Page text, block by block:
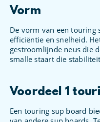
Vorm
De vorm van een
efficiëntie en snelheid.
gestroomlijnde neus die
smalle staart die
Voordeel 1
Een touring sup board